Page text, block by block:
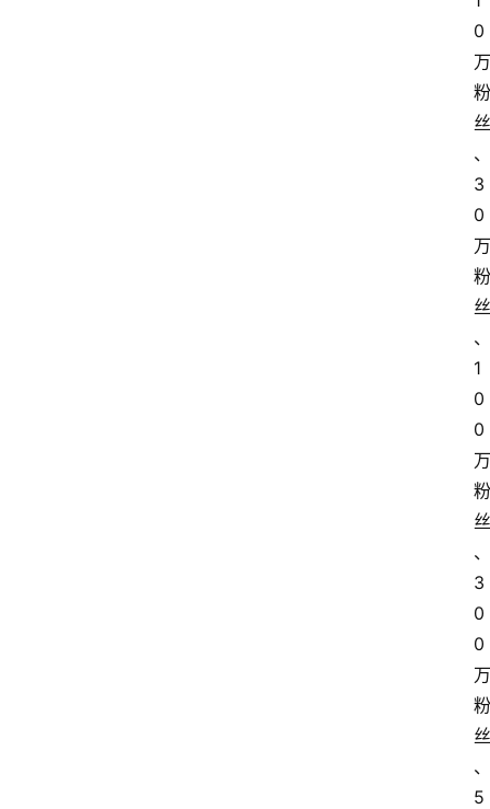
0
万
粉
丝
、
3
0
万
粉
丝
、
1
0
0
万
粉
丝
、
3
0
0
万
粉
丝
、
5